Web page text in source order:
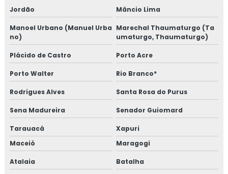
Jordão Mâncio Lima
Manoel Urbano (Manuel Urba
no)
Marechal Thaumaturgo (Ta
umaturgo, Thaumaturgo)
Plácido de Castro Porto Acre
Porto Walter Rio Branco*
Rodrigues Alves Santa Rosa do Purus
Sena Madureira Senador Guiomard
Tarauacá
Xapuri
Maceió
Maragogi
Atalaia Batalha